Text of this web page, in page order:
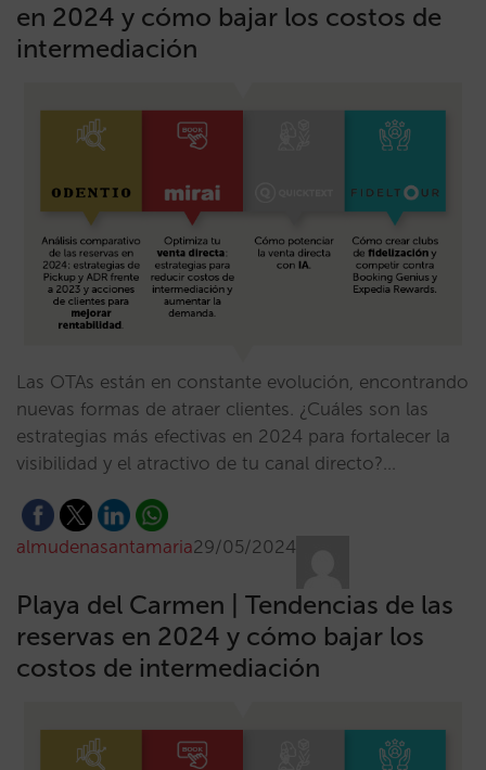
en 2024 y cómo bajar los costos de
intermediación
Las OTAs están en constante evolución, encontrando
nuevas formas de atraer clientes. ¿Cuáles son las
estrategias más efectivas en 2024 para fortalecer la
visibilidad y el atractivo de tu canal directo?…
almudenasantamaria29/05/2024
Playa del Carmen | Tendencias de las
reservas en 2024 y cómo bajar los
costos de intermediación